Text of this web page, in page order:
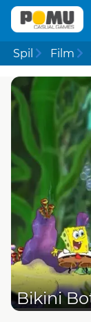
Spil Film
Bikini